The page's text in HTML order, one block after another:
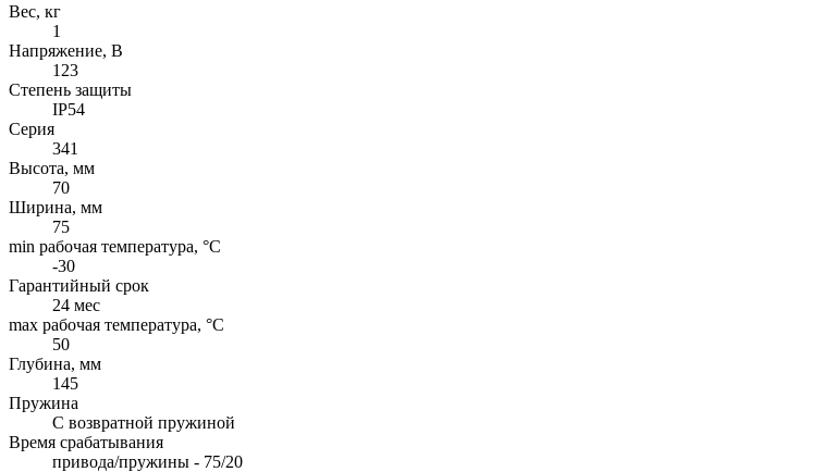
Вес, кг
1
Напряжение, B
123
Степень защиты
IP54
Серия
341
Высота, мм
70
Ширина, мм
75
min рабочая температура, °C
-30
Гарантийный срок
24 мес
max рабочая температура, °C
50
Глубина, мм
145
Пружина
С возвратной пружиной
Время срабатывания
привода/пружины - 75/20